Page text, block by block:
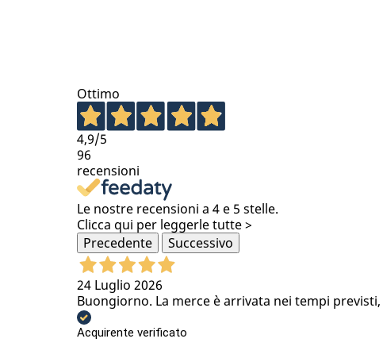
Ottimo
4,9/5
96
recensioni
Le nostre recensioni a 4 e 5 stelle.
Clicca qui per leggerle tutte >
Precedente
Successivo
24 Luglio 2026
Buongiorno. La merce è arrivata nei tempi
Acquirente verificato